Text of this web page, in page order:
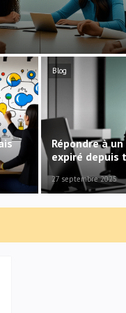
Répondre à
expiré depuis
Blog
27 septembre 2025